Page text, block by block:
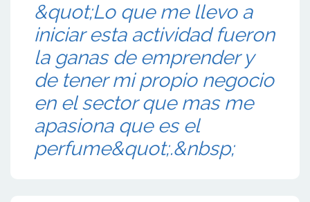
&quot;Lo que me llevo a
iniciar esta actividad fueron
la ganas de emprender y
de tener mi propio negocio
en el sector que mas me
apasiona que es el
perfume&quot;.&nbsp;